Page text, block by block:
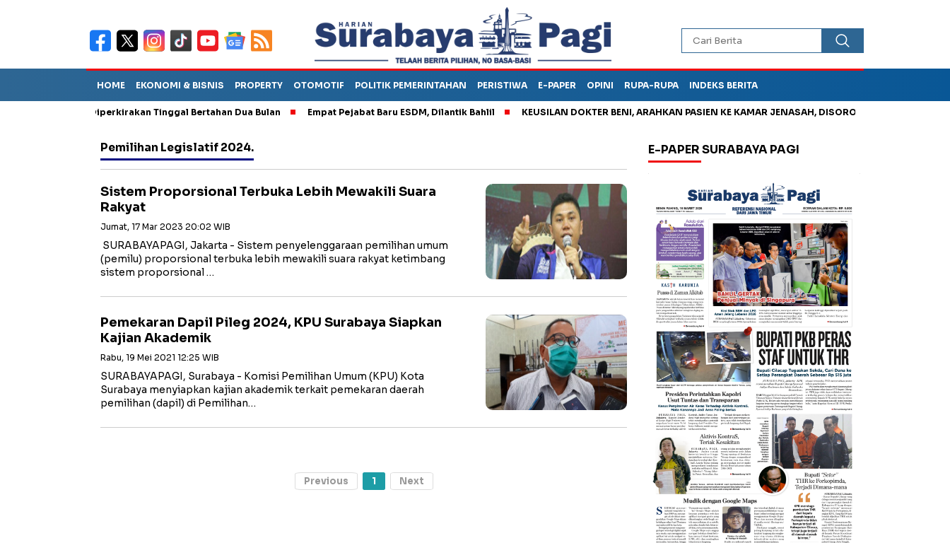
HOME EKONOMI & BISNIS PROPERTY OTOMOTIF POLITIK PEMERINTAHAN PERISTIWA E-PAPER OPINI RUPA-RUPA INDEKS BERITA
Sebut TPA Diperkirakan Tinggal Bertahan Dua Bulan Empat Pejabat Baru ESDM, Dilantik Bahlil KEUSILAN DOKTER BENI, ARAHKAN PASIEN KE KAMAR JENASAH, DISOROT
Pemilihan Legislatif 2024.
Sistem Proporsional Terbuka Lebih Mewakili Suara
Rakyat
Jumat, 17 Mar 2023 20:02 WIB
SURABAYAPAGI, Jakarta - Sistem penyelenggaraan pemilihan umum
(pemilu) proporsional terbuka lebih mewakili suara rakyat ketimbang
sistem proporsional …
Pemekaran Dapil Pileg 2024, KPU Surabaya Siapkan
Kajian Akademik
Rabu, 19 Mei 2021 12:25 WIB
SURABAYAPAGI, Surabaya - Komisi Pemilihan Umum (KPU) Kota
Surabaya menyiapkan kajian akademik terkait pemekaran daerah
pemilihan (dapil) di Pemilihan…
Previous 1 Next
E-PAPER SURABAYA PAGI